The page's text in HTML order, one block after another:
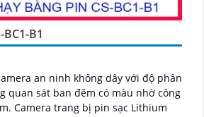
BC1-B1
an ninh không dây với độ phân
quan sát ban đêm có màu nhờ công